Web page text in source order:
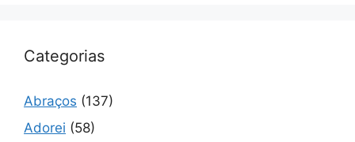
Categorias
Abraços (137)
Adorei (58)